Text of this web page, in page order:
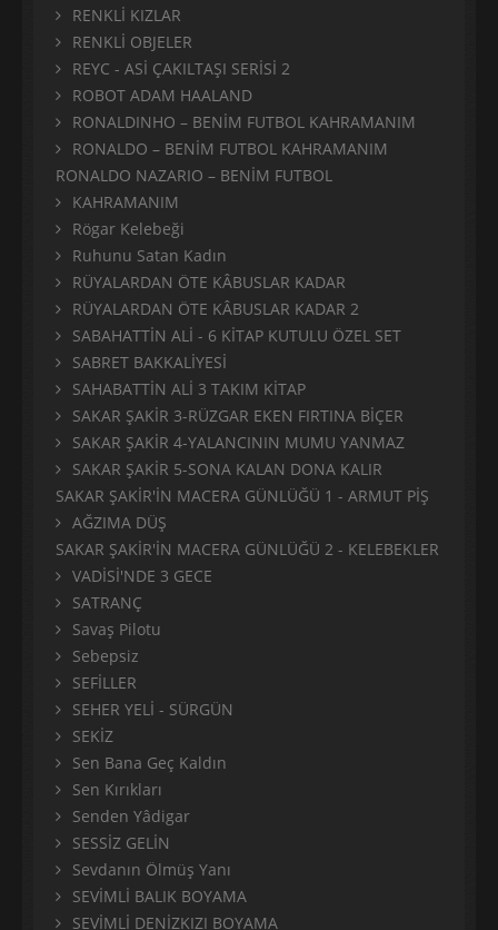
RENKLİ KIZLAR
RENKLİ OBJELER
REYC - ASİ ÇAKILTAŞI SERİSİ 2
ROBOT ADAM HAALAND
RONALDINHO – BENİM FUTBOL KAHRAMANIM
RONALDO – BENİM FUTBOL KAHRAMANIM
RONALDO NAZARIO – BENİM FUTBOL
KAHRAMANIM
Rögar Kelebeği
Ruhunu Satan Kadın
RÜYALARDAN ÖTE KÂBUSLAR KADAR
RÜYALARDAN ÖTE KÂBUSLAR KADAR 2
SABAHATTİN ALİ - 6 KİTAP KUTULU ÖZEL SET
SABRET BAKKALİYESİ
SAHABATTİN ALİ 3 TAKIM KİTAP
SAKAR ŞAKİR 3-RÜZGAR EKEN FIRTINA BİÇER
SAKAR ŞAKİR 4-YALANCININ MUMU YANMAZ
SAKAR ŞAKİR 5-SONA KALAN DONA KALIR
SAKAR ŞAKİR'İN MACERA GÜNLÜĞÜ 1 - ARMUT PİŞ
AĞZIMA DÜŞ
SAKAR ŞAKİR'İN MACERA GÜNLÜĞÜ 2 - KELEBEKLER
VADİSİ'NDE 3 GECE
SATRANÇ
Savaş Pilotu
Sebepsiz
SEFİLLER
SEHER YELİ - SÜRGÜN
SEKİZ
Sen Bana Geç Kaldın
Sen Kırıkları
Senden Yâdigar
SESSİZ GELİN
Sevdanın Ölmüş Yanı
SEVİMLİ BALIK BOYAMA
SEVİMLİ DENİZKIZI BOYAMA